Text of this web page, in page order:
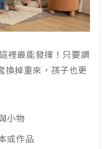
裡最能發揮！只要調
換掉重來，孩子也更
小物
或作品